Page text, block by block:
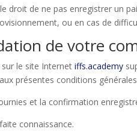
droit de ne pas enregistrer un
ou en cas de
de votre
le site Internetiffs.academy
présentes conditions
et la confirmation
connaissance.